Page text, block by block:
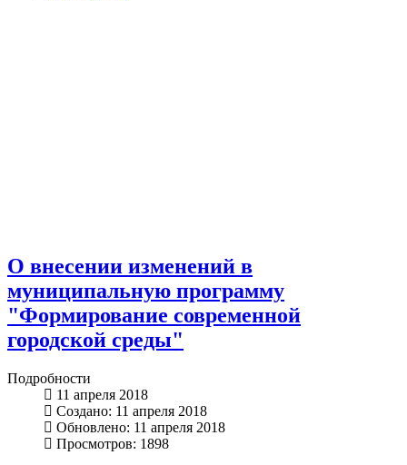
О внесении изменений в
муниципальную программу
"Формирование современной
городской среды"
Подробности
11 апреля 2018
Создано: 11 апреля 2018
Обновлено: 11 апреля 2018
Просмотров: 1898